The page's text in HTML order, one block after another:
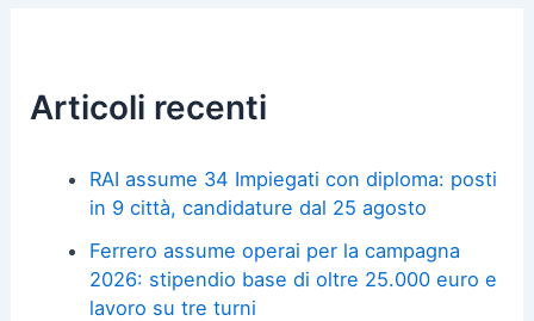
Articoli recenti
RAI assume 34 Impiegati con diploma: posti
in 9 città, candidature dal 25 agosto
Ferrero assume operai per la campagna
2026: stipendio base di oltre 25.000 euro e
lavoro su tre turni